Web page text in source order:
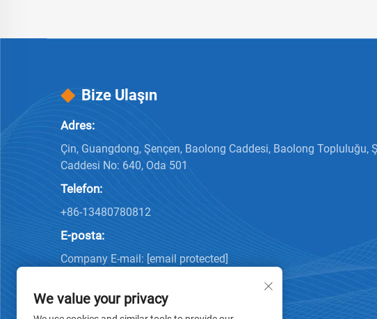
Bize Ulaşın
Adres:
Çin, Guangdong, Şençen, Baolong Caddesi, Baolong Topluluğu,
Caddesi No: 640, Oda 501
Telefon:
+86-13480780812
E-posta:
Company E-mail: [email protected]
We value your privacy